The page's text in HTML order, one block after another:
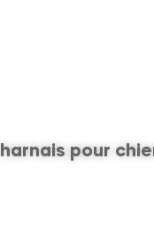
harnais pour